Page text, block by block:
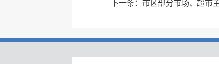
下一条： 市区部分市场、超市